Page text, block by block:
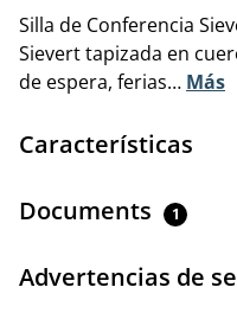
Silla de Conferencia
Sievert tapizada en
de espera, ferias… Más
Características
Documents 1
Advertencias de